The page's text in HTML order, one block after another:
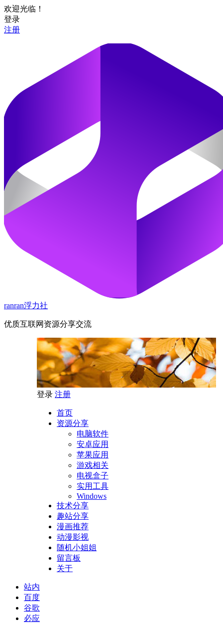
欢迎光临！
登录
注册
ranran浮力社
优质互联网资源分享交流
登录 注册
首页
资源分享
电脑软件
安卓应用
苹果应用
游戏相关
电视盒子
实用工具
Windows
技术分享
趣站分享
漫画推荐
动漫影视
随机小姐姐
留言板
关于
站内
百度
谷歌
必应